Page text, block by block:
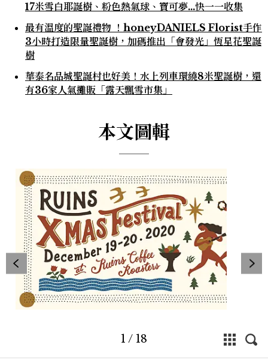
17米雪白耶誕樹、粉色熱氣球、寶可夢...快一一收集
最有溫度的聖誕禮物 ！honeyDANIELS Florist手作
3小時打造限量聖誕樹，加碼推出「會發光」恆星花聖誕
樹
華泰名品城聖誕村也好美！水上列車環繞8米聖誕樹，還
有36家人氣攤販「露天飄雪市集」
本文圖輯
1 / 18